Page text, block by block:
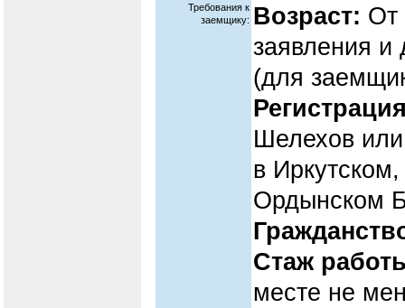
Требования к
заемщику: Возраст: От
заявления и
(для
Шелехов или
в
Ордынском
Стаж
месте не